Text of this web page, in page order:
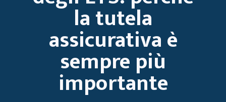
la tutela
assicurativa è
sempre più
importante